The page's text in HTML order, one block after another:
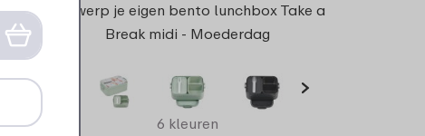
Ontwerp je eigen bento lunchbox Take a
Break midi - Moederdag
6 kleuren